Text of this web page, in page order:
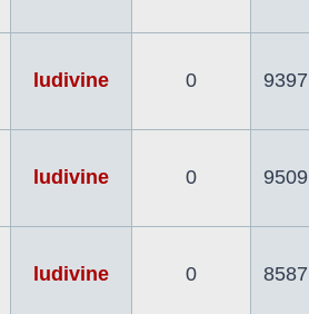
ludivine 0 9397
ludivine 0 9509
ludivine 0 8587